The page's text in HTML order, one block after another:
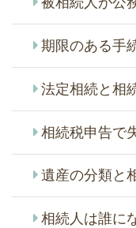
期限のある手
法定相続と相
相続税申告で
遺産の分類と
相続人は誰に